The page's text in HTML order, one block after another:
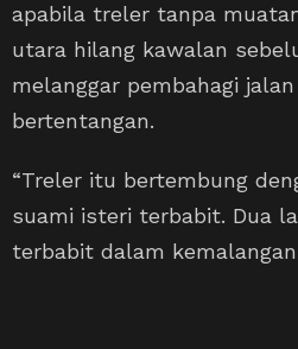
apabila treler tanpa
utara hilang kawalan
melanggar pembahagi
bertentangan.
“Treler itu bertembung
suami isteri terbabit. Dua
terbabit dalam